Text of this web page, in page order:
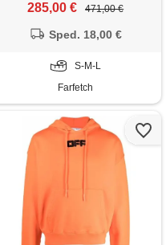
285,00 € 471,00 €
Sped. 18,00 €
S-M-L
Farfetch